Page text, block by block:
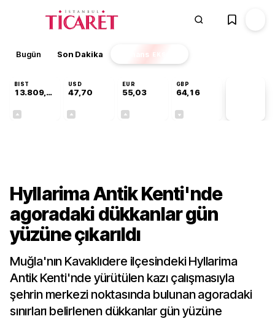
Bugün Son Dakika Finans EKSTRA
BIST
13.809,07
USD
47,70
EUR
55,03
GBP
64,16
Hyllarima Antik Kenti'nde
agoradaki dükkanlar gün
yüzüne çıkarıldı
Muğla'nın Kavaklıdere ilçesindeki Hyllarima
Antik Kenti'nde yürütülen kazı çalışmasıyla
şehrin merkezi noktasında bulunan agoradaki
sınırları belirlenen dükkanlar gün yüzüne